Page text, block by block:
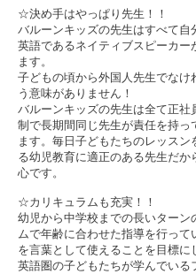
☆決め手はやっぱり先生！！
バルーンキッズの先生はすべて自
英語であるネイティブスピーカー
ます。
子どもの頃から外国人先生でなけ
う意味がありません！
バルーンキッズの先生は全て正社
制で長期間同じ先生が責任を持っ
ます。毎日子どもたちのレッスン
る幼児教育に適正のある先生だか
心です。
☆カリキュラムも充実！！
幼児から中学校までの長いターン
ムで年齢に合わせた指導を行って
を言葉として使えることを目標に
英語圏の子どもたちが学んでいる